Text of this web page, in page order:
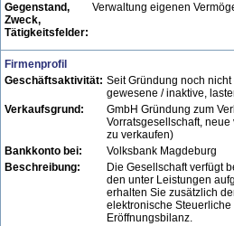
Gegenstand,
Zweck,
Tätigkeitsfelder:
Verwaltung eigenen
Firmenprofil
Geschäftsaktivität: Seit Gründung noch
gewesene / inaktive,
Verkaufsgrund:
GmbH Gründung zum
Vorratsgesellschaft,
zu verkaufen)
Bankkonto bei:
Volksbank Magdeburg
Beschreibung:
Die Gesellschaft verfügt
den unter Leistungen
erhalten Sie zusätzlich
elektronische
Eröffnungsbilanz.